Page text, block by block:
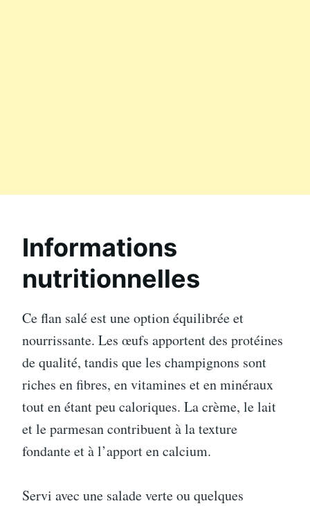
Informations
nutritionnelles
Ce flan salé est une option équilibrée et
nourrissante. Les œufs apportent des protéines
de qualité, tandis que les champignons sont
riches en fibres, en vitamines et en minéraux
tout en étant peu caloriques. La crème, le lait
et le parmesan contribuent à la texture
fondante et à l’apport en calcium.
Servi avec une salade verte ou quelques